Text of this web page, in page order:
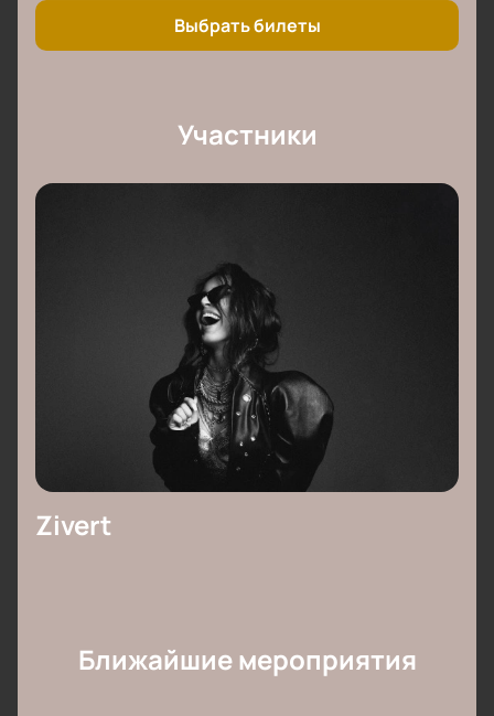
Выбрать билеты
Участники
Zivert
Ближайшие мероприятия